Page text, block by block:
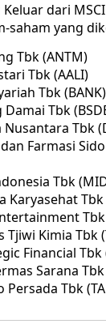
dari
saham yang
Tbk (ANTM)
Tbk (AALI)
Tbk (BANK)
Tbk
Nusantara Tbk
Farmasi
Tbk
Karyasehat Tbk
Tjiwi Kimia Tbk
Financial Tbk
Sarana Tbk
Tbk